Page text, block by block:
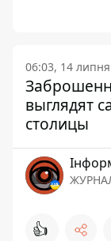
06:03, 14
выглядят
столицы
👍